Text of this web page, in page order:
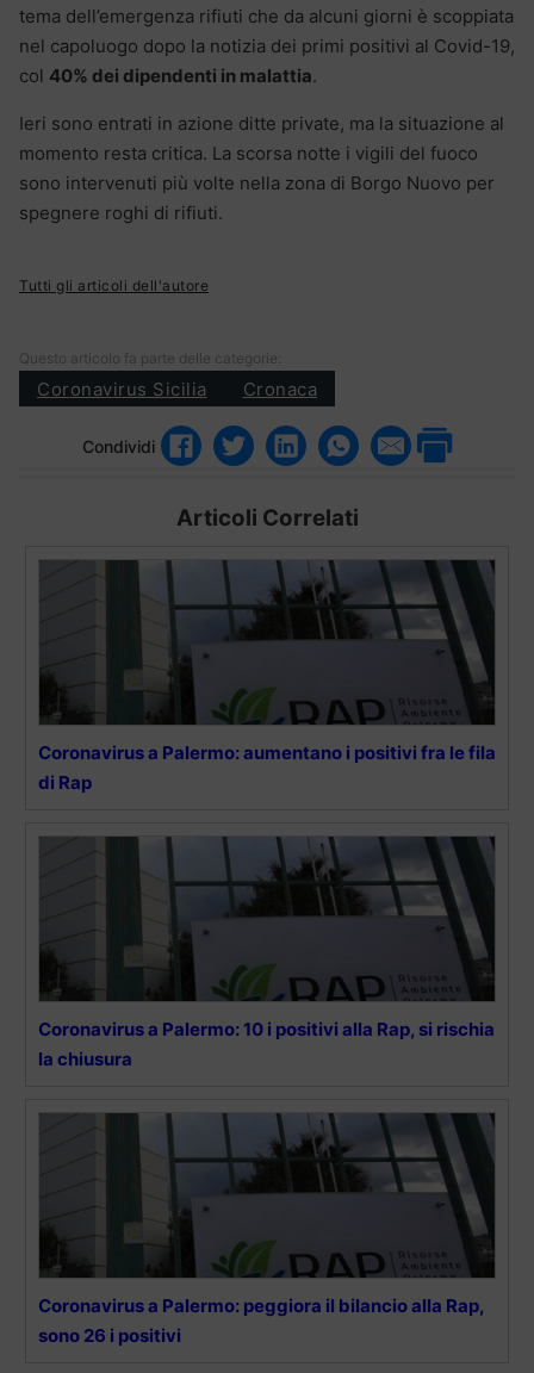
tema dell’emergenza rifiuti che da alcuni giorni è scoppiata
nel capoluogo dopo la notizia dei primi positivi al Covid-19,
col 40% dei dipendenti in malattia.
Ieri sono entrati in azione ditte private, ma la situazione al
momento resta critica. La scorsa notte i vigili del fuoco
sono intervenuti più volte nella zona di Borgo Nuovo per
spegnere roghi di rifiuti.
Tutti gli articoli dell'autore
Questo articolo fa parte delle categorie:
Coronavirus Sicilia Cronaca
Condividi
Articoli Correlati
Coronavirus a Palermo: aumentano i positivi fra le fila
di Rap
Coronavirus a Palermo: 10 i positivi alla Rap, si rischia
la chiusura
Coronavirus a Palermo: peggiora il bilancio alla Rap,
sono 26 i positivi